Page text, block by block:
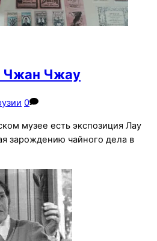
Чжан Чжау
0
музее есть экспозиция Лау
зарождению чайного дела в